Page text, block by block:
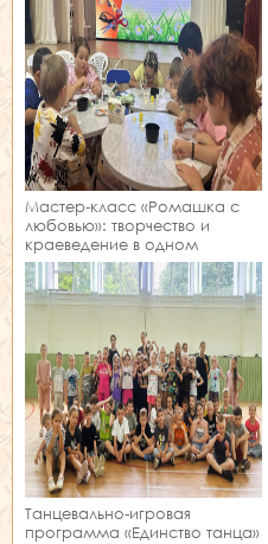
Мастер‑класс «Ромашка с
любовью»: творчество и
краеведение в одном
занятии!
Танцевально-игровая
программа «Единство танца»